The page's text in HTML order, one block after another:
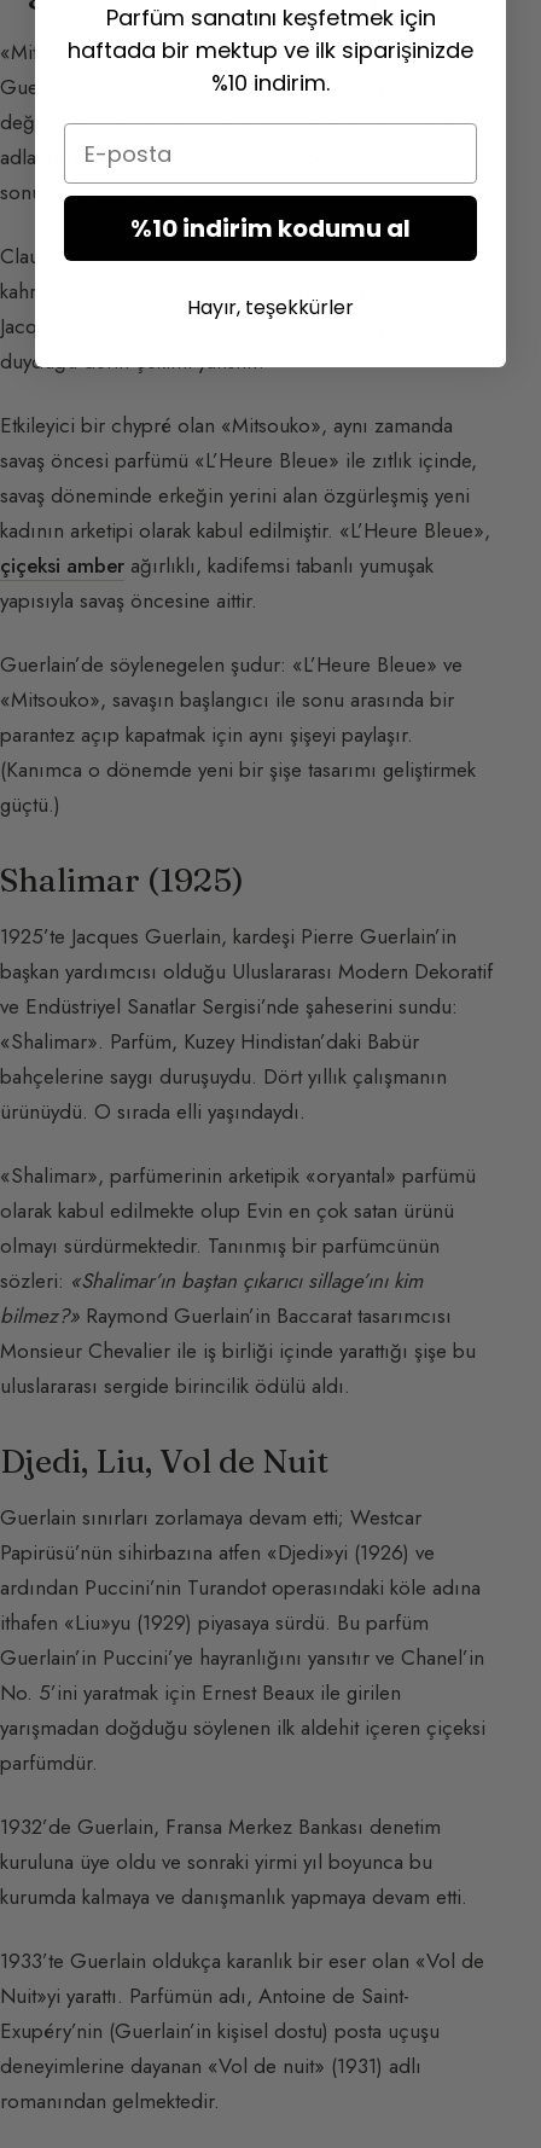
«Mitsouko» 1919’da yaratıldı ve meşe yosunu (bugün
Guerlain’de başka bir ağacın doğal yosunuyla
değiştirilen) ve gama-undecalactone veya C14 olarak da
adlandırılan şeftali kokusuyla yüzlerce deneme
sonucunda ortaya çıktı.
Claude Farrère’in «La Bataille» (1909) romanının
kahramanına adıyla ithafen isimlendirilen parfüm,
Jacques Guerlain’in Asya’ya, özellikle Japonya’ya
duyduğu derin çekimi yansıtır.
Etkileyici bir chypré olan «Mitsouko», aynı zamanda
savaş öncesi parfümü «L’Heure Bleue» ile zıtlık içinde,
savaş döneminde erkeğin yerini alan özgürleşmiş yeni
kadının arketipi olarak kabul edilmiştir. «L’Heure Bleue»,
çiçeksi amber ağırlıklı, kadifemsi tabanlı yumuşak
yapısıyla savaş öncesine aittir.
Guerlain’de söylenegelen şudur: «L’Heure Bleue» ve
«Mitsouko», savaşın başlangıcı ile sonu arasında bir
parantez açıp kapatmak için aynı şişeyi paylaşır.
(Kanımca o dönemde yeni bir şişe tasarımı geliştirmek
güçtü.)
Shalimar (1925)
1925’te Jacques Guerlain, kardeşi Pierre Guerlain’in
başkan yardımcısı olduğu Uluslararası Modern Dekoratif
ve Endüstriyel Sanatlar Sergisi’nde şaheserini sundu:
«Shalimar». Parfüm, Kuzey Hindistan’daki Babür
bahçelerine saygı duruşuydu. Dört yıllık çalışmanın
ürünüydü. O sırada elli yaşındaydı.
«Shalimar», parfümerinin arketipik «oryantal» parfümü
olarak kabul edilmekte olup Evin en çok satan ürünü
olmayı sürdürmektedir. Tanınmış bir parfümcünün
sözleri: «Shalimar’ın baştan çıkarıcı sillage’ını kim
bilmez?» Raymond Guerlain’in Baccarat tasarımcısı
Monsieur Chevalier ile iş birliği içinde yarattığı şişe bu
uluslararası sergide birincilik ödülü aldı.
Djedi, Liu, Vol de Nuit
Guerlain sınırları zorlamaya devam etti; Westcar
Papirüsü’nün sihirbazına atfen «Djedi»yi (1926) ve
ardından Puccini’nin Turandot operasındaki köle adına
ithafen «Liu»yu (1929) piyasaya sürdü. Bu parfüm
Guerlain’in Puccini’ye hayranlığını yansıtır ve Chanel’in
No. 5’ini yaratmak için Ernest Beaux ile girilen
yarışmadan doğduğu söylenen ilk aldehit içeren çiçeksi
parfümdür.
1932’de Guerlain, Fransa Merkez Bankası denetim
kuruluna üye oldu ve sonraki yirmi yıl boyunca bu
kurumda kalmaya ve danışmanlık yapmaya devam etti.
1933’te Guerlain oldukça karanlık bir eser olan «Vol de
Nuit»yi yarattı. Parfümün adı, Antoine de Saint-
Exupéry’nin (Guerlain’in kişisel dostu) posta uçuşu
deneyimlerine dayanan «Vol de nuit» (1931) adlı
romanından gelmektedir.
Parfüm sanatını keşfetmek için
haftada bir mektup ve ilk siparişinizde
%10 indirim.
Email
%10 indirim kodumu al
Hayır, teşekkürler